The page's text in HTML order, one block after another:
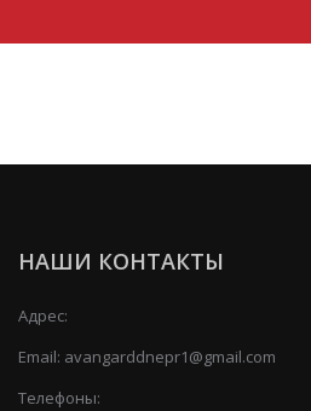
НАШИ КОНТАКТЫ
Адрес:
Email: avangarddnepr1@gmail.com
Телефоны: